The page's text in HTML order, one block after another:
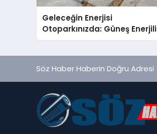
Geleceğin Enerjisi
Otoparkınızda: Güneş Enerjili
Carport (Solar Otopark)
Söz Haber Haberin Doğru Adresi